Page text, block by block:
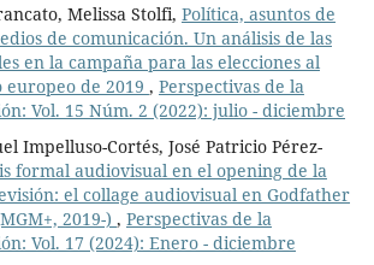
Melissa Stolfi, Política, asuntos de
de comunicación. Un análisis de las
en la campaña para las elecciones al
de 2019 , Perspectivas de la
Vol. 15 Núm. 2 (2022): julio - diciembre
Impelluso-Cortés, José Patricio Pérez-
formal audiovisual en el opening de la
el collage audiovisual en Godfather
2019-) , Perspectivas de la
Vol. 17 (2024): Enero - diciembre